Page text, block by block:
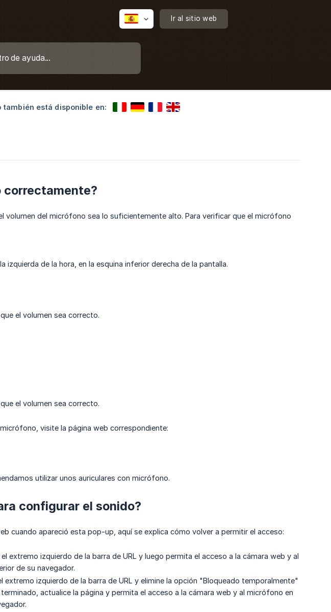
Ir al sitio web
también está disponible en:
correctamente?
volumen del micrófono sea lo suficientemente alto. Para verificar que el micrófono
izquierda de la hora, en la esquina inferior derecha de la pantalla.
el volumen sea correcto.
el volumen sea correcto.
visite la página web correspondiente:
utilizar unos auriculares con micrófono.
configurar el sonido?
cuando apareció esta pop-up, aquí se explica cómo volver a permitir el acceso:
extremo izquierdo de la barra de URL y luego permita el acceso a la cámara web y al
de su navegador.
extremo izquierdo de la barra de URL y elimine la opción "Bloqueado temporalmente"
actualice la página y permita el acceso a la cámara web y al micrófono en